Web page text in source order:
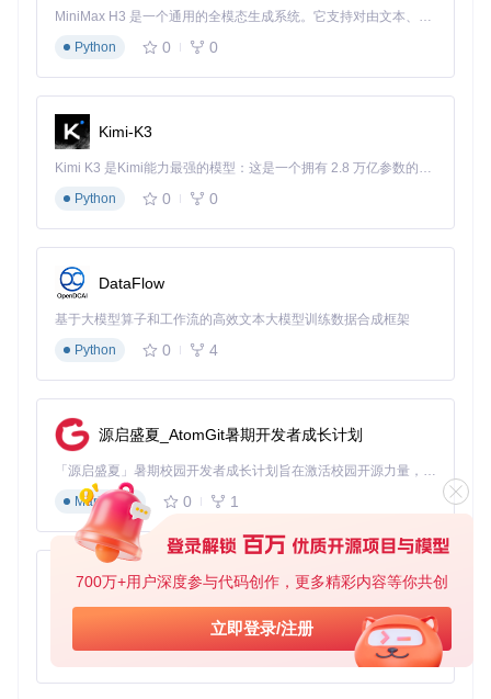
700万+用户深度参与代码创作，更多精彩内容等你共创
立即登录/注册
执行命令
📌核心步骤1：获取源码并编译
git clone
cd mosquitto
make WITH_SSL=
📌核心步骤2：配置基础参数
sudo
cp
# 修改配置允许匿名访问
sudo sed -i 's/#allow_anonymous false/allow_anonymous
# 前台运行（测试用）
mosquitto -c /etc/mosquitto/mosquitto.conf -v
# 或后台运行（生产用）
验证结果
检查服务状态：
# 查看进程
# 检查端口监听
MiniMax H3 是一个通用的全模态生成系统。它支持对由文本、图像、视频和音频组成的多模态上下文进行统一理解，并能生成分辨率高达 2K、时长可达 15 秒的带原生立体声音频的视频。得益于面向任务泛化的系统设计，H3 在预训练阶段就已具备广泛的多模态上下文理解与生成能力，能够出色地执行复杂的多模态指令。
Python
0 0
Kimi-K3
Kimi K3 是Kimi能力最强的模型：这是一个拥有 2.8 万亿参数的混合专家（MoE）模型，具备原生视觉理解能力，并支持 100 万 token 的上下文窗口。
Python
0 0
DataFlow
基于大模型算子和工作流的高效文本大模型训练数据合成框架
Python
0 4
源启盛夏_AtomGit暑期开发者成长计划
「源启盛夏」暑期校园开发者成长计划旨在激活校园开源力量，通过积分激励、认证扶持、资源倾斜等形式，引导高校组织和开发者完成「入驻 — 建项目 — 做贡献 — 获认证 — 得资源」的完整闭环。无论你是想带领社团入驻平台的组织者，还是希望用代码贡献证明自己的开发者，都能在这里找到属于你的成长路径。
Markdown
0 1
py-xiaozhi
基于Python的Xiaozhi AI，适用于想要完整Xiaozhi体验而无需拥有专用硬件的用户。
Python
0 1